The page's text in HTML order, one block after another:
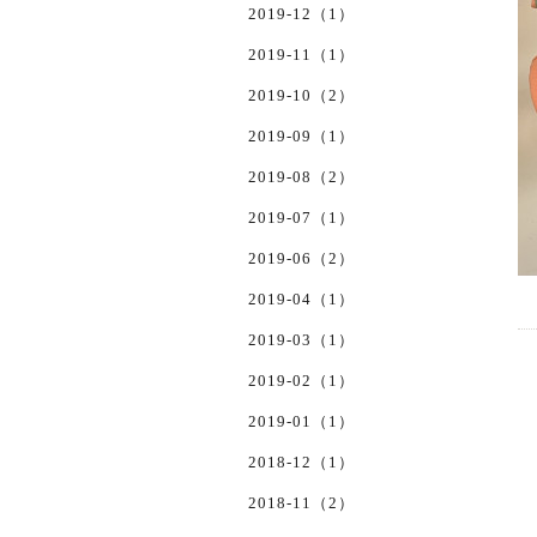
2019-12（1）
2019-11（1）
2019-10（2）
2019-09（1）
2019-08（2）
2019-07（1）
2019-06（2）
2019-04（1）
2019-03（1）
2019-02（1）
2019-01（1）
2018-12（1）
2018-11（2）